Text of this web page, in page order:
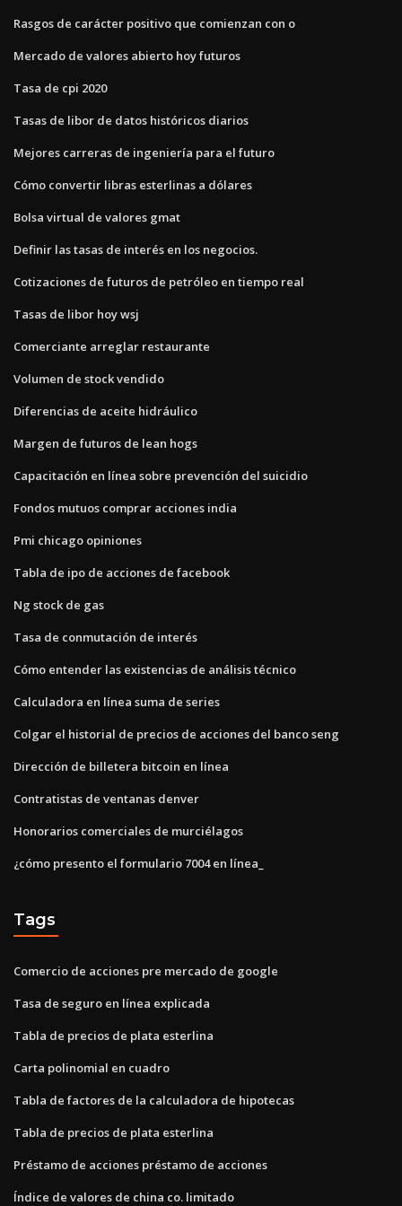
Rasgos de carácter positivo que comienzan con o
Mercado de valores abierto hoy futuros
Tasa de cpi 2020
Tasas de libor de datos históricos diarios
Mejores carreras de ingeniería para el futuro
Cómo convertir libras esterlinas a dólares
Bolsa virtual de valores gmat
Definir las tasas de interés en los negocios.
Cotizaciones de futuros de petróleo en tiempo real
Tasas de libor hoy wsj
Comerciante arreglar restaurante
Volumen de stock vendido
Diferencias de aceite hidráulico
Margen de futuros de lean hogs
Capacitación en línea sobre prevención del suicidio
Fondos mutuos comprar acciones india
Pmi chicago opiniones
Tabla de ipo de acciones de facebook
Ng stock de gas
Tasa de conmutación de interés
Cómo entender las existencias de análisis técnico
Calculadora en línea suma de series
Colgar el historial de precios de acciones del banco seng
Dirección de billetera bitcoin en línea
Contratistas de ventanas denver
Honorarios comerciales de murciélagos
¿cómo presento el formulario 7004 en línea_
Tags
Comercio de acciones pre mercado de google
Tasa de seguro en línea explicada
Tabla de precios de plata esterlina
Carta polinomial en cuadro
Tabla de factores de la calculadora de hipotecas
Tabla de precios de plata esterlina
Préstamo de acciones préstamo de acciones
Índice de valores de china co. limitado